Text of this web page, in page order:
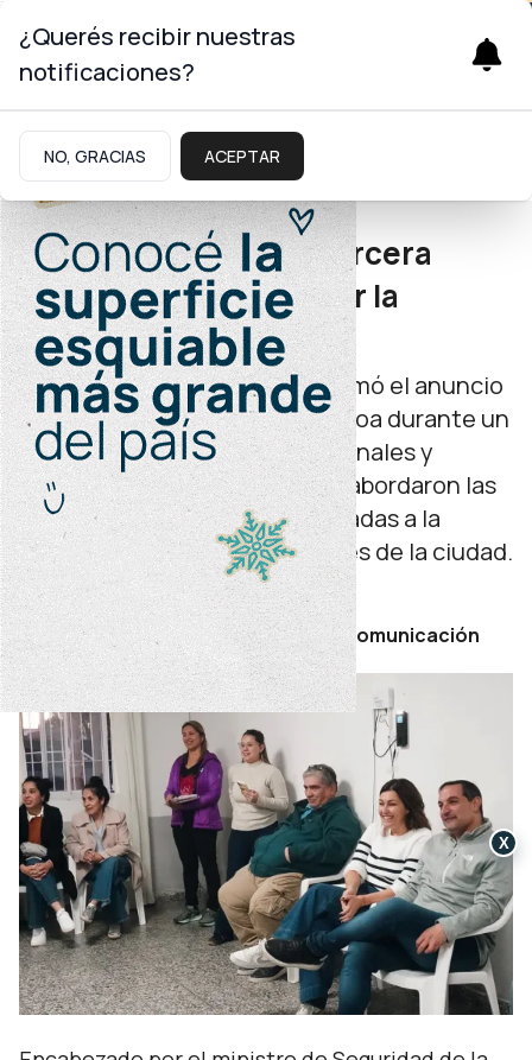
Seguridad
Infraestructura policial
Plottier sumará una tercera
comisaría para reforzar la
seguridad
El ministro Matías Nicolini retomó el anuncio
del gobernador Rolando Figueroa durante un
encuentro con referentes vecinales y
autoridades del municipio. Se abordaron las
principales inquietudes vinculadas a la
seguridad en distintos sectores de la ciudad.
sábado 16 de mayo de 2026
Por Secretaría de Prensa y Comunicación
¿Querés recibir nuestras
notificaciones?
NO, GRACIAS ACEPTAR
X